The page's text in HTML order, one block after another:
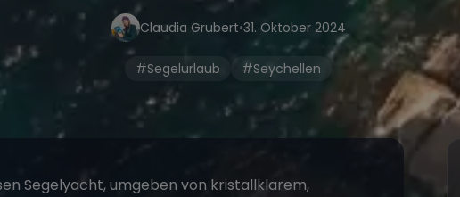
Claudia Grubert•31. Oktober 2024
#Segelurlaub #Seychellen
Segelyacht, umgeben von kristallklarem,